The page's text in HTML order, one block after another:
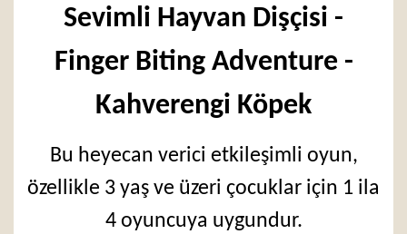
Sevimli Hayvan Dişçisi -
Finger Biting Adventure -
Kahverengi Köpek
Bu heyecan verici etkileşimli oyun,
özellikle 3 yaş ve üzeri çocuklar için 1 ila
4 oyuncuya uygundur.